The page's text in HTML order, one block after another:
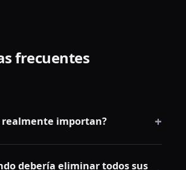
frecuentes
realmente importan? +
forma parte de la imagen de la
debería eliminar todos sus